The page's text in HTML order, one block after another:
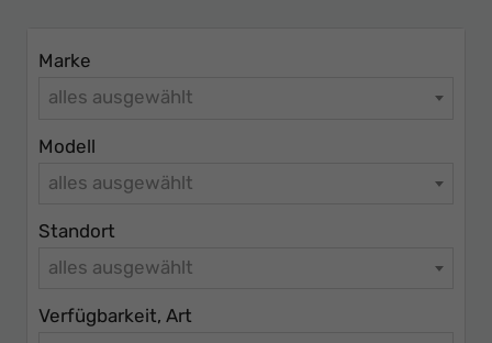
Marke
alles ausgewählt
Modell
alles ausgewählt
Standort
alles ausgewählt
Verfügbarkeit, Art